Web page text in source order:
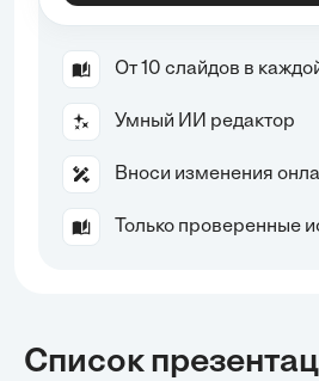
От 10 слайдов в
Умный ИИ редактор
Вноси изменения
Только проверенные
Список